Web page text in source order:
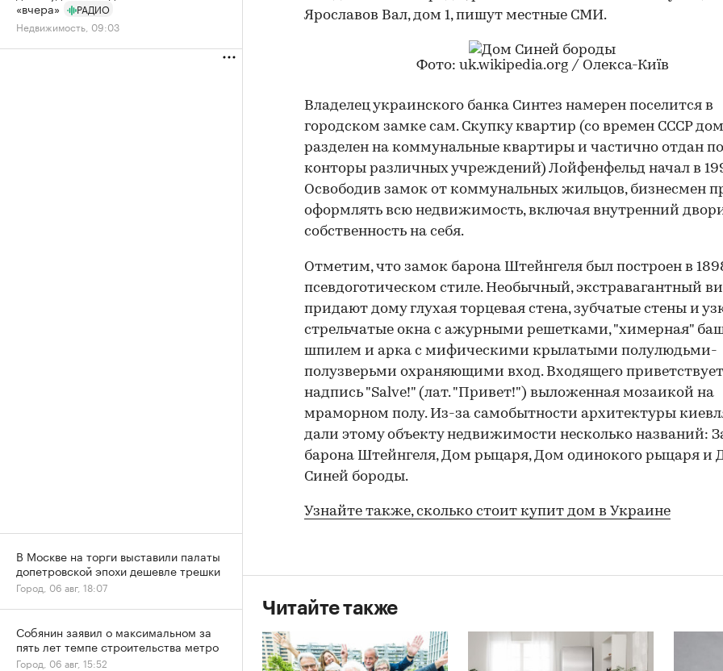
Ярославов Вал, дом 1, пишут местные СМИ.
Фото: uk.wikipedia.org / Олекса-Київ
Владелец украинского банка Синтез намерен поселится в
городском замке сам. Скупку квартир (со времен СССР
разделен на коммунальные квартиры и частично отдан
конторы различных учреждений) Лойфенфельд начал в
Освободив замок от коммунальных жильцов, бизнесмен
оформлять всю недвижимость, включая внутренний
собственность на себя.
Отметим, что замок барона Штейнгеля был построен в
псевдоготическом стиле. Необычный, экстравагантный
придают дому глухая торцевая стена, зубчатые стены и
стрельчатые окна с ажурными решетками, "химерная"
шпилем и арка с мифическими крылатыми полулюдьми-
полузверьми охраняющими вход. Входящего приветствует
надпись "Salve!" (лат. "Привет!") выложенная мозаикой на
мраморном полу. Из-за самобытности архитектуры
дали этому объекту недвижимости несколько названий:
барона Штейнгеля, Дом рыцаря, Дом одинокого рыцаря и
Синей бороды.
Узнайте также, сколько стоит купит дом в Украине
Читайте также
«вчера»
РАДИО
Недвижимость, 09:03
В Москве на торги выставили палаты
допетровской эпохи дешевле трешки
Город, 06 авг, 18:07
Собянин заявил о максимальном за
пять лет темпе строительства метро
Город, 06 авг, 15:52